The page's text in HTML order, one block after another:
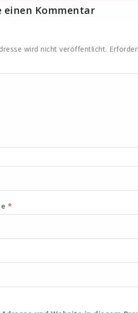
einen Kommentar
wird nicht veröffentlicht.
*